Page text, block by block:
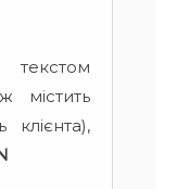
містить